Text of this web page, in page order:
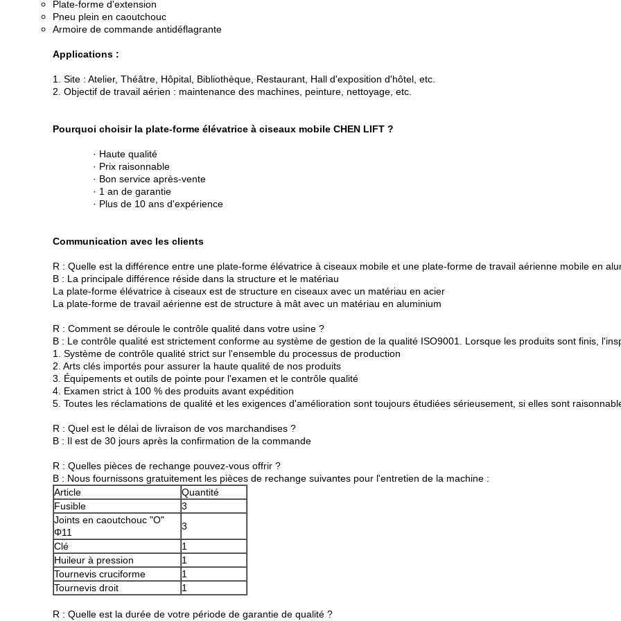
Plate-forme d'extension
Pneu plein en caoutchouc
Armoire de commande antidéflagrante
Applications :
1. Site : Atelier, Théâtre, Hôpital, Bibliothèque, Restaurant, Hall d'exposition d'hôtel, etc.
2. Objectif de travail aérien : maintenance des machines, peinture, nettoyage, etc.
Pourquoi choisir la plate-forme élévatrice à ciseaux mobile CHEN LIFT ?
· Haute qualité
· Prix raisonnable
· Bon service après-vente
· 1 an de garantie
· Plus de 10 ans d'expérience
Communication avec les clients
R : Quelle est la différence entre une plate-forme élévatrice à ciseaux mobile et une plate-forme de travail aérienne mobile en
B : La principale différence réside dans la structure et le matériau
La plate-forme élévatrice à ciseaux est de structure en ciseaux avec un matériau en acier
La plate-forme de travail aérienne est de structure à mât avec un matériau en aluminium
R : Comment se déroule le contrôle qualité dans votre usine ?
B : Le contrôle qualité est strictement conforme au système de gestion de la qualité ISO9001. Lorsque les produits sont finis,
1. Système de contrôle qualité strict sur l'ensemble du processus de production
2. Arts clés importés pour assurer la haute qualité de nos produits
3. Équipements et outils de pointe pour l'examen et le contrôle qualité
4. Examen strict à 100 % des produits avant expédition
5. Toutes les réclamations de qualité et les exigences d'amélioration sont toujours étudiées sérieusement, si elles sont
R : Quel est le délai de livraison de vos marchandises ?
B : Il est de 30 jours après la confirmation de la commande
R : Quelles pièces de rechange pouvez-vous offrir ?
B : Nous fournissons gratuitement les pièces de rechange suivantes pour l'entretien de la machine :
Article
Quantité
Fusible
3
Joints en caoutchouc "O"
Φ11
3
Clé
1
Huileur à pression
1
Tournevis cruciforme
1
Tournevis droit
1
R : Quelle est la durée de votre période de garantie de qualité ?